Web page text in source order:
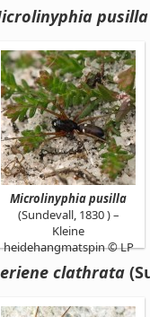
pusilla
Microlinyphia pusilla
(Sundevall, 1830 ) –
Kleine
heidehangmatspin © LP
clathrata